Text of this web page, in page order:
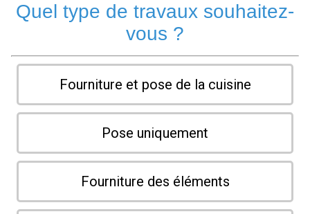
Quel type de travaux souhaitez-
vous ?
Fourniture et pose de la cuisine
Pose uniquement
Fourniture des éléments